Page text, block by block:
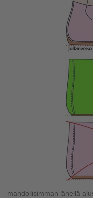
mahdollisimman lähellä